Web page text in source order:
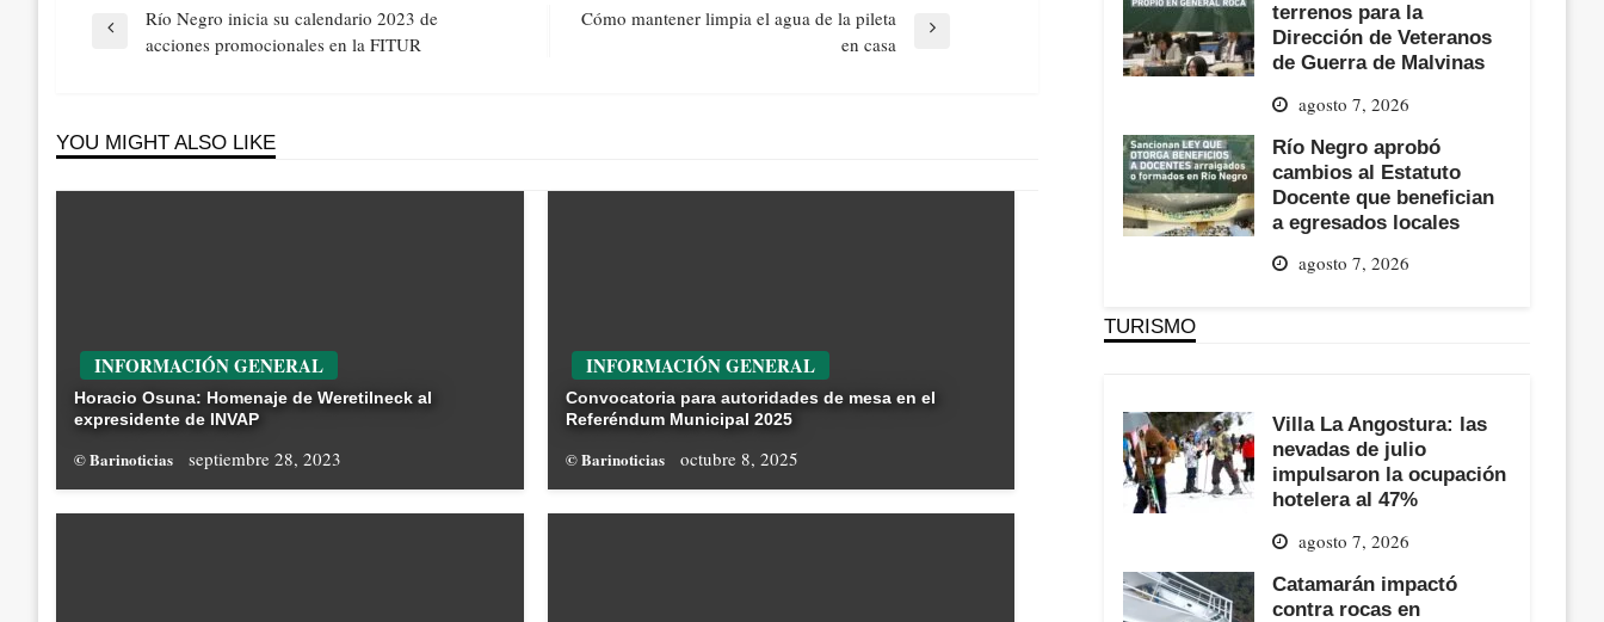
Navegación
Previous
Río Negro inicia su calendario 2023 de
acciones promocionales en la FITUR
Cómo mantener limpia el agua de la pileta
en casa
YOU MIGHT ALSO LIKE
INFORMACIÓN GENERAL
Horacio Osuna: Homenaje de Weretilneck al
expresidente de INVAP
© Barinoticias septiembre 28, 2023
INFORMACIÓN GENERAL
Convocatoria para autoridades de mesa en el
Referéndum Municipal 2025
© Barinoticias octubre 8, 2025
terrenos para la
Dirección de Veteranos
de Guerra de Malvinas
agosto 7, 2026
Río Negro aprobó
cambios al Estatuto
Docente que benefician
a egresados locales
agosto 7, 2026
TURISMO
Villa La Angostura: las
nevadas de julio
impulsaron la ocupación
hotelera al 47%
agosto 7, 2026
Catamarán impactó
contra rocas en